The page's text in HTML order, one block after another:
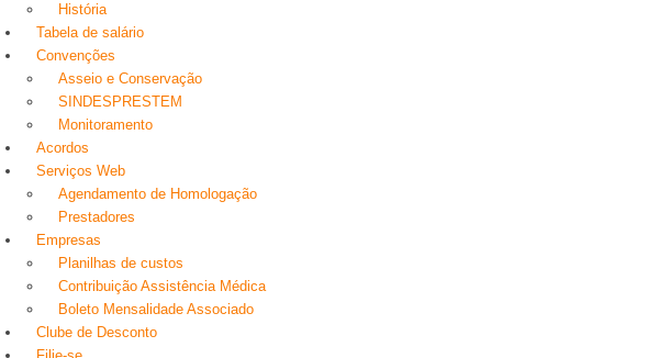
História
Tabela de salário
Convenções
Asseio e Conservação
SINDESPRESTEM
Monitoramento
Acordos
Serviços Web
Agendamento de Homologação
Prestadores
Empresas
Planilhas de custos
Contribuição Assistência Médica
Boleto Mensalidade Associado
Clube de Desconto